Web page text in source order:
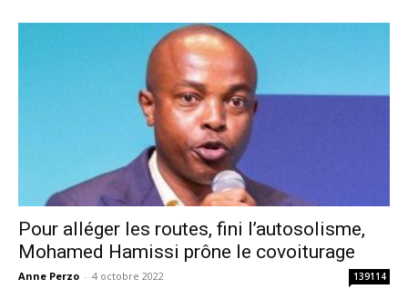
Pour alléger les routes, fini l’autosolisme,
Mohamed Hamissi prône le covoiturage
Anne Perzo - 4 octobre 2022 139114